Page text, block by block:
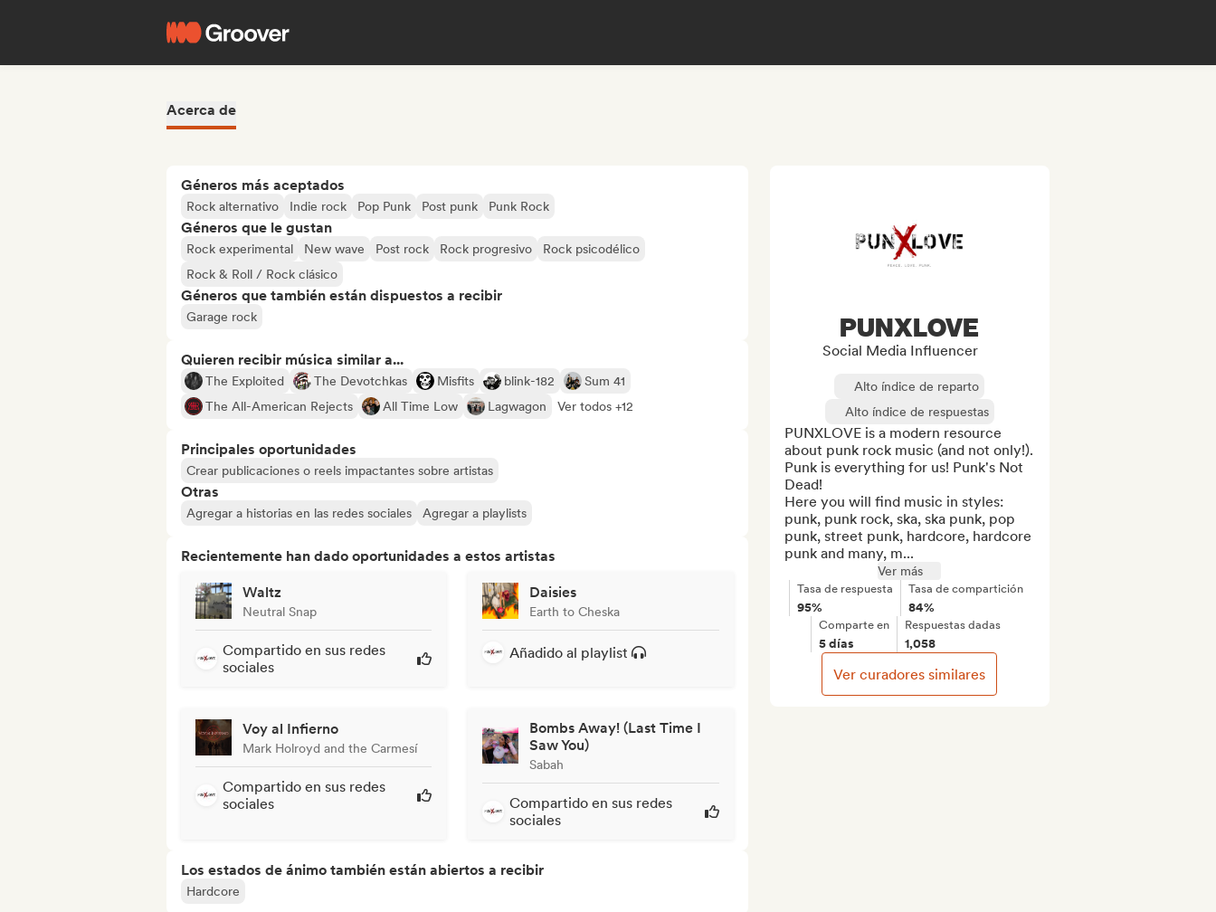
Acerca de
Géneros más aceptados
Rock alternativo Indie rock Pop Punk Post punk Punk Rock
Géneros que le gustan
Rock experimental New wave Post rock Rock progresivo
Rock psicodélico
Rock & Roll / Rock clásico
Géneros que también están dispuestos a recibir
Garage rock
Quieren recibir música similar a...
The Exploited The Devotchkas Misfits blink-182
Sum 41
The All-American Rejects
All Time Low Lagwagon Ver todos +12
Principales oportunidades
Crear publicaciones o reels impactantes sobre artistas
Otras
Agregar a historias en las redes sociales Agregar a playlists
Recientemente han dado oportunidades a estos artistas
Waltz
Neutral Snap
Compartido en sus redes
sociales
Daisies
Earth to Cheska
Añadido al playlist
Voy al Infierno
Mark Holroyd and the Carmesí
Compartido en sus redes
sociales
Bombs Away! (Last Time I
Saw You)
Sabah
Compartido en sus redes
sociales
Los estados de ánimo también están abiertos a recibir
Hardcore
PUNXLOVE
Social Media Influencer
Alto índice de reparto
Alto índice de respuestas
PUNXLOVE is a modern resource
about punk rock music (and not only!).
Punk is everything for us! Punk's Not
Dead!
Here you will find music in styles:
punk, punk rock, ska, ska punk, pop
punk, street punk, hardcore, hardcore
punk and many, m...
Ver más
Tasa de respuesta
95%
Tasa de compartición
84%
Comparte en
5 días
Respuestas dadas
1,058
Ver curadores similares